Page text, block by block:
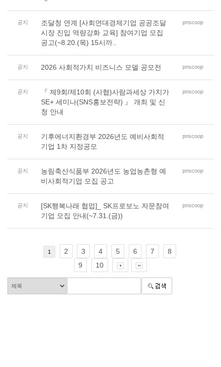
공지
조달청 연계 [사회연대경제기업 공공조달
시장 진입 역량강화 교육] 참여기업 모집
공고(~8.20.(목) 15시까..
pnscoop
공지 2026 사회적가치 비즈니스 모델 공모전 pnscoop
공지
『 제9회/제10회 (사협)사람과세상 가치가
SE+ 세미나(SNS홍보전략) 』 개최 및 신
청 안내
pnscoop
공지
기후에너지환경부 2026년도 예비사회적
기업 1차 지정공모
pnscoop
공지
농림축산식품부 2026년도 농업농촌형 예
비사회적기업 모집 공고
pnscoop
공지
[SK행복나래 협업]_ SK프로보노 자문참여
기업 모집 안내(~7.31.(금))
pnscoop
1 2 3 4 5 6 7
8
9
10